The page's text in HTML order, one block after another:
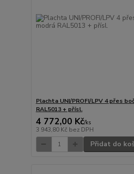
Plachta UNI/PROFI/LPV 4 přes
RAL5013 + přísl.
4 772,00 Kč/ks
3 943,80 Kč bez DPH
Přidat do